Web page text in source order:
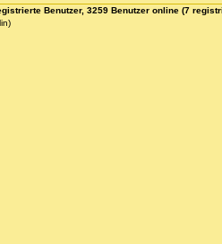
Benutzer, 3259 Benutzer online (7